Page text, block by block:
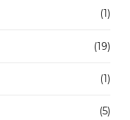
(1)
(19)
(1)
(5)